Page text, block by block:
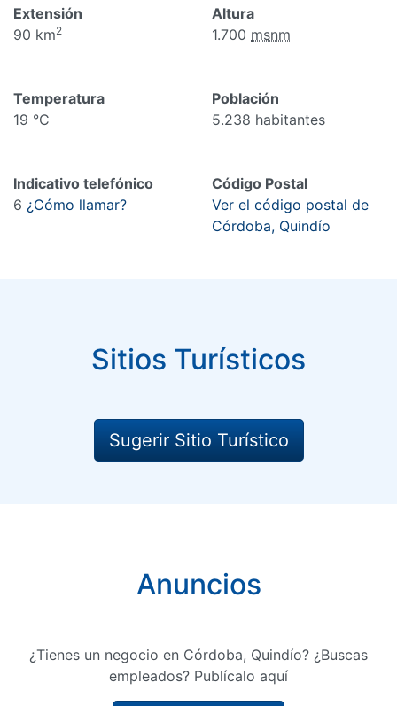
Extensión
90 km2
Altura
1.700 msnm
Temperatura
19 °C
Población
5.238 habitantes
Indicativo telefónico
6 ¿Cómo llamar?
Código Postal
Ver el código postal de
Córdoba, Quindío
Sitios Turísticos
Sugerir Sitio Turístico
Anuncios
¿Tienes un negocio en Córdoba, Quindío? ¿Buscas
empleados? Publícalo aquí